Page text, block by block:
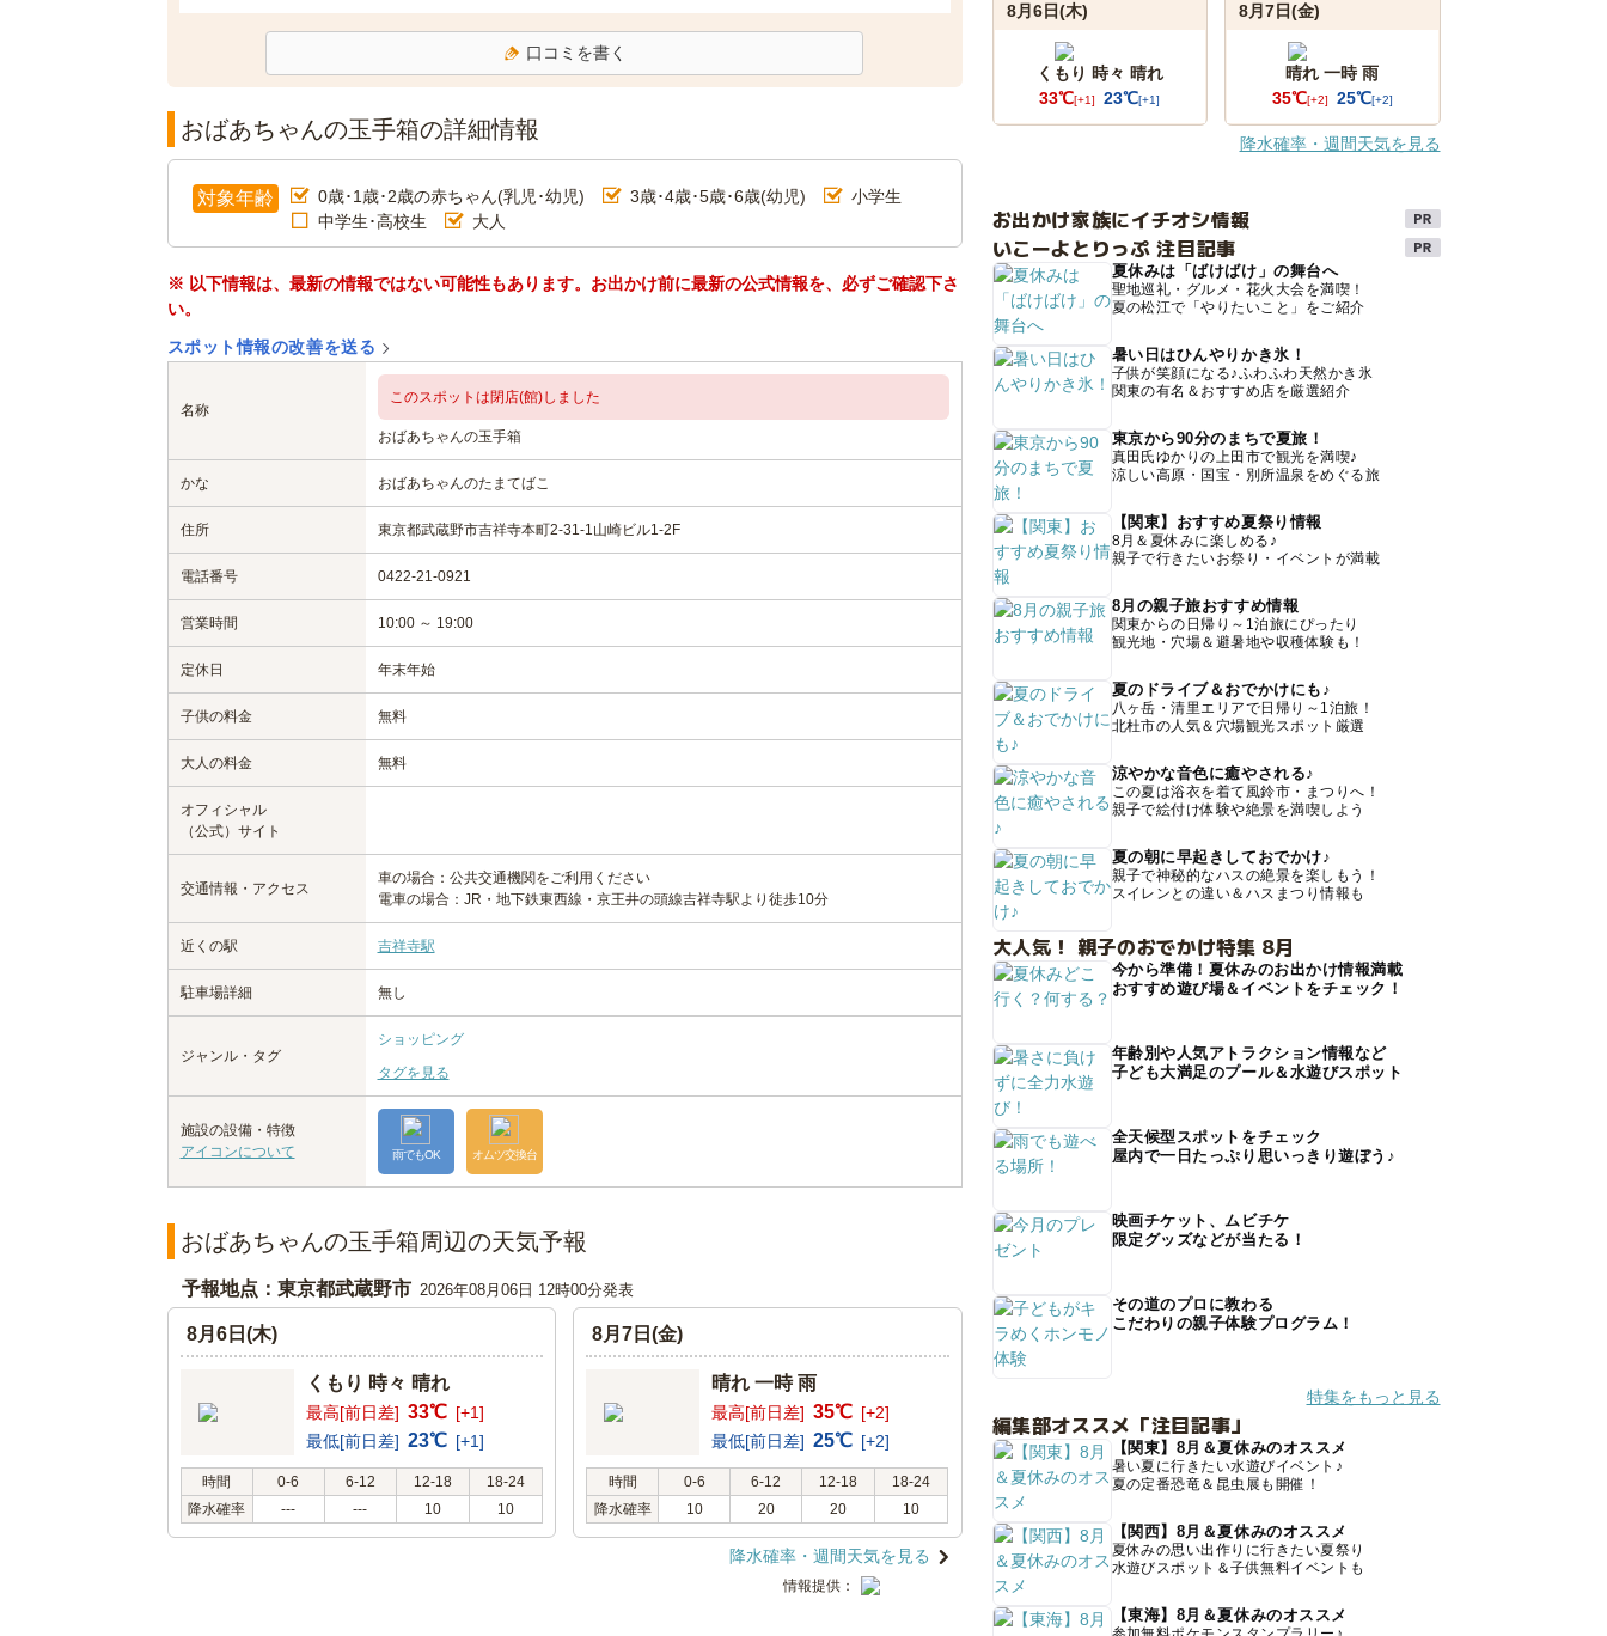
口コミを書く
おばあちゃんの玉手箱の詳細情報
対象年齢 0歳･1歳･2歳の赤ちゃん(乳児･幼児) 3歳･4歳･5歳･6歳(幼児)
小学生
中学生･高校生
大人
※ 以下情報は、最新の情報ではない可能性もあります。お出かけ前に最新の公式情報を、必ずご確認下さ
い。
スポット情報の改善を送る
名称
このスポットは閉店(館)しました
おばあちゃんの玉手箱
かな おばあちゃんのたまてばこ
住所 東京都武蔵野市吉祥寺本町2-31-1山崎ビル1-2F
電話番号 0422-21-0921
営業時間 10:00 ～ 19:00
定休日 年末年始
子供の料金 無料
大人の料金 無料
オフィシャル
（公式）サイト
交通情報・アクセス
車の場合：公共交通機関をご利用ください
電車の場合：JR・地下鉄東西線・京王井の頭線吉祥寺駅より徒歩10分
近くの駅 吉祥寺駅
駐車場詳細 無し
ジャンル・タグ
ショッピング
タグを見る
施設の設備・特徴
アイコンについて
雨でもOK オムツ交換台
おばあちゃんの玉手箱周辺の天気予報
予報地点：東京都武蔵野市 2026年08月06日 12時00分発表
8月6日(木)
くもり 時々 晴れ
最高[前日差] 33℃ [+1]
最低[前日差] 23℃ [+1]
時間 0-6 6-12 12-18
18-24
降水確率
--- --- 10 10
8月7日(金)
晴れ 一時 雨
最高[前日差] 35℃ [+2]
最低[前日差] 25℃ [+2]
時間 0-6 6-12 12-18
18-24
降水確率
10 20 20 10
降水確率・週間天気を見る
情報提供：
8月6日(木)
くもり 時々 晴れ
33℃[+1] 23℃[+1]
8月7日(金)
晴れ 一時 雨
35℃[+2] 25℃[+2]
降水確率・週間天気を見る
お出かけ家族にイチオシ情報
いこーよとりっぷ 注目記事
夏休みは「ばけばけ」の舞台へ
聖地巡礼・グルメ・花火大会を満喫！
夏の松江で「やりたいこと」をご紹介
暑い日はひんやりかき氷！
子供が笑顔になる♪ふわふわ天然かき氷
関東の有名＆おすすめ店を厳選紹介
東京から90分のまちで夏旅！
真田氏ゆかりの上田市で観光を満喫♪
涼しい高原・国宝・別所温泉をめぐる旅
【関東】おすすめ夏祭り情報
8月＆夏休みに楽しめる♪
親子で行きたいお祭り・イベントが満載
8月の親子旅おすすめ情報
関東からの日帰り～1泊旅にぴったり
観光地・穴場＆避暑地や収穫体験も！
夏のドライブ＆おでかけにも♪
八ヶ岳・清里エリアで日帰り～1泊旅！
北杜市の人気＆穴場観光スポット厳選
涼やかな音色に癒やされる♪
この夏は浴衣を着て風鈴市・まつりへ！
親子で絵付け体験や絶景を満喫しよう
夏の朝に早起きしておでかけ♪
親子で神秘的なハスの絶景を楽しもう！
スイレンとの違い＆ハスまつり情報も
大人気！ 親子のおでかけ特集 8月
今から準備！夏休みのお出かけ情報満載
おすすめ遊び場＆イベントをチェック！
年齢別や人気アトラクション情報など
子ども大満足のプール＆水遊びスポット
全天候型スポットをチェック
屋内で一日たっぷり思いっきり遊ぼう♪
映画チケット、ムビチケ
限定グッズなどが当たる！
その道のプロに教わる
こだわりの親子体験プログラム！
特集をもっと見る
編集部オススメ「注目記事」
【関東】8月＆夏休みのオススメ
暑い夏に行きたい水遊びイベント♪
夏の定番恐竜＆昆虫展も開催！
【関西】8月＆夏休みのオススメ
夏休みの思い出作りに行きたい夏祭り
水遊びスポット＆子供無料イベントも
【東海】8月＆夏休みのオススメ